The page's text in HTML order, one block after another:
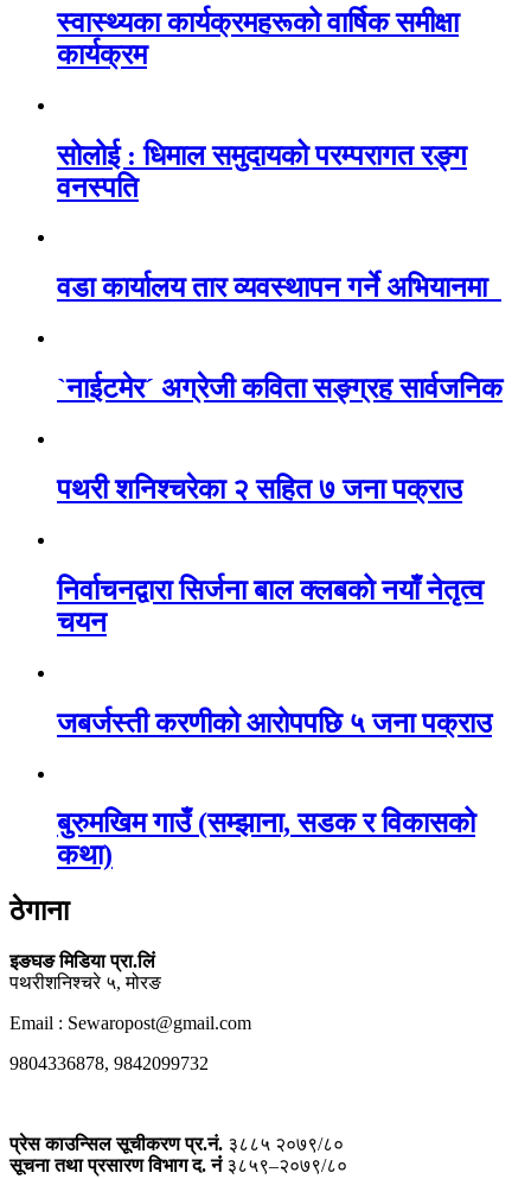
स्वास्थ्यका कार्यक्रमहरूको वार्षिक समीक्षा
कार्यक्रम
सोलोई : धिमाल समुदायको परम्परागत रङ्ग
वनस्पति
वडा कार्यालय तार व्यवस्थापन गर्ने अभियानमा
`नाईटमेर´ अग्रेजी कविता सङ्ग्रह सार्वजनिक
पथरी शनिश्चरेका २ सहित ७ जना पक्राउ
निर्वाचनद्वारा सिर्जना बाल क्लबको नयाँ नेतृत्व
चयन
जबर्जस्ती करणीको आरोपपछि ५ जना पक्राउ
बुरुमखिम गाउँ (सम्झाना, सडक र विकासको
कथा)
ठेगाना
इङघङ मिडिया प्रा.लिं
पथरीशनिश्चरे ५, मोरङ
Email : Sewaropost@gmail.com
9804336878, 9842099732
प्रेस काउन्सिल सूचीकरण प्र.नं. ३८८५ २०७९/८०
सूचना तथा प्रसारण विभाग द. नंं३८५९–२०७९/८०